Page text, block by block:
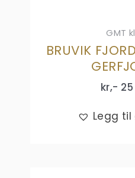
GMT
BRUVIK
kr,-
Legg til